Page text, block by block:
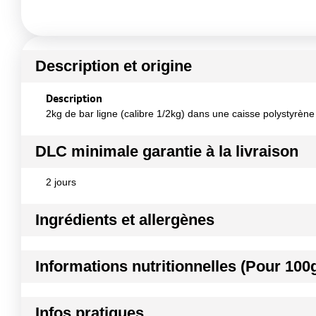
Description et origine
Description
2kg de bar ligne (calibre 1/2kg) dans une caisse
DLC minimale garantie à la livraison
2 jours
Ingrédients et allergènes
100% bar Nom scientifique : Dicentrarchus labrax Zones
Poissons et produits à base de poissons
Informations nutritionnelles (Pour